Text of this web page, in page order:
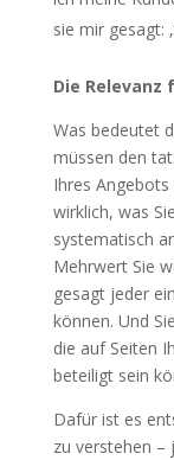
sie mir gesagt:
Die Relevanz
Was bedeutet
müssen den
Ihres
wirklich, was
systematisch
Mehrwert Sie
gesagt jeder
können. Und
die auf Seiten
beteiligt sein
Dafür ist es
zu verstehen –